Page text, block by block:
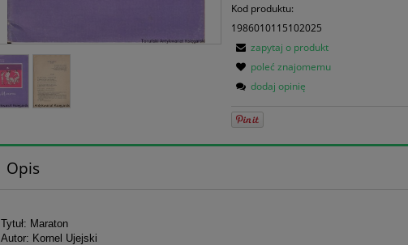
Kod produktu:
1986010115102025
zapytaj o produkt
poleć znajomemu
dodaj opinię
Opis
Tytuł: Maraton
Autor: Kornel Ujejski